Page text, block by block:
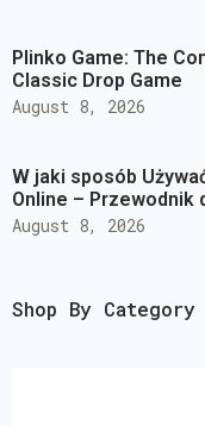
Plinko Game: The
Classic Drop Game
August 8, 2026
W jaki sposób
Online – Przewodnik
August 8, 2026
Shop By Category